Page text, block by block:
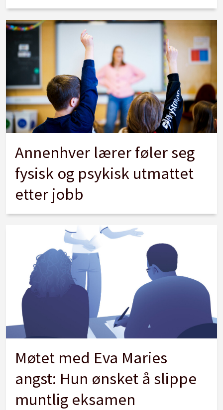
Annenhver lærer føler seg
fysisk og psykisk utmattet
etter jobb
Møtet med Eva Maries
angst: Hun ønsket å slippe
muntlig eksamen